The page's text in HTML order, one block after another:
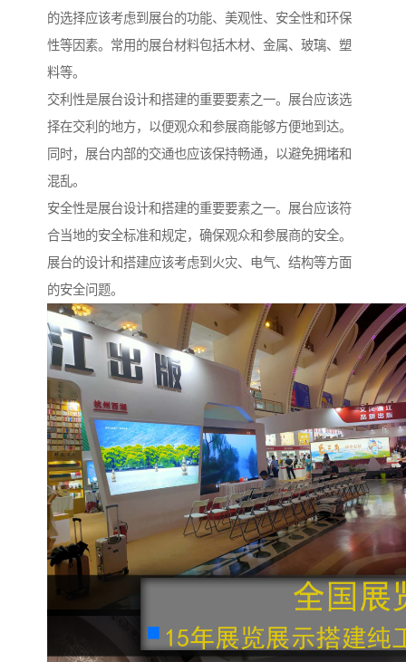
的选择应该考虑到展台的功能、美观性、安全性和环保
性等因素。常用的展台材料包括木材、金属、玻璃、塑
料等。
交利性是展台设计和搭建的重要要素之一。展台应该选
择在交利的地方，以便观众和参展商能够方便地到达。
同时，展台内部的交通也应该保持畅通，以避免拥堵和
混乱。
安全性是展台设计和搭建的重要要素之一。展台应该符
合当地的安全标准和规定，确保观众和参展商的安全。
展台的设计和搭建应该考虑到火灾、电气、结构等方面
的安全问题。